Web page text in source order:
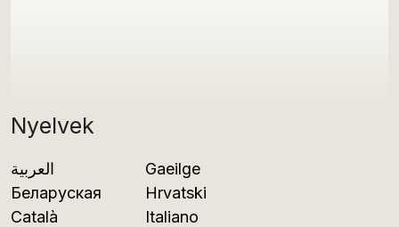
Nyelvek
العربية
Беларуская
Català
Gaeilge
Hrvatski
Italiano